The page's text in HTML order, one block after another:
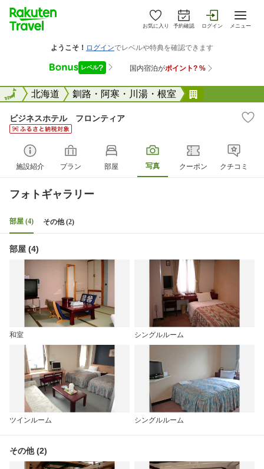
お気に入り 予約確認 ログイン メニュー
全国北海道 釧路・阿寒・川湯・根室
全国
ビジネスホテル フロンティア
施設紹介 プラン 部屋 写真 クーポン クチコミ
フォトギャラリー
部屋 (4) その他 (2)
部屋 (4)
和室 シングルルーム
ツインルーム シングルルーム
その他 (2)